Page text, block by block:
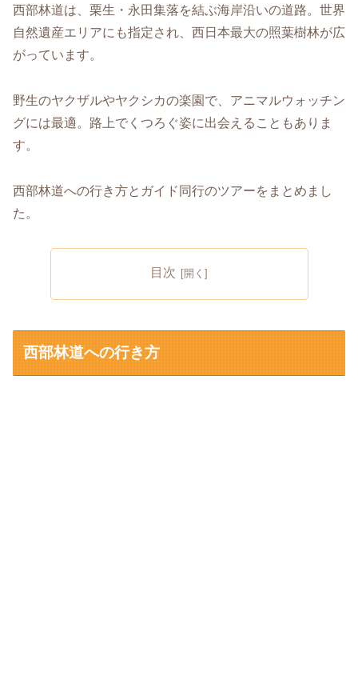
西部林道は、栗生・永田集落を結ぶ海岸沿いの道路。世界
自然遺産エリアにも指定され、西日本最大の照葉樹林が広
がっています。
野生のヤクザルやヤクシカの楽園で、アニマルウォッチン
グには最適。路上でくつろぐ姿に出会えることもありま
す。
西部林道への行き方とガイド同行のツアーをまとめまし
た。
目次
西部林道への行き方